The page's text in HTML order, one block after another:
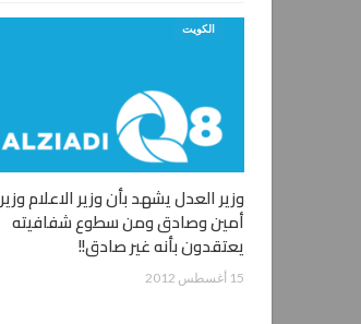
الكويت
وزير العدل يشهد بأن وزير الاعلام وزير
أمين وصادق ومن سطوع شفافيته
يعتقدون بأنه غير صادق!!
15 أغسطس 2012